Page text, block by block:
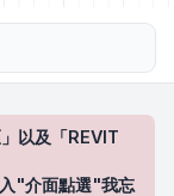
以及「REVIT
"介面點選"我忘